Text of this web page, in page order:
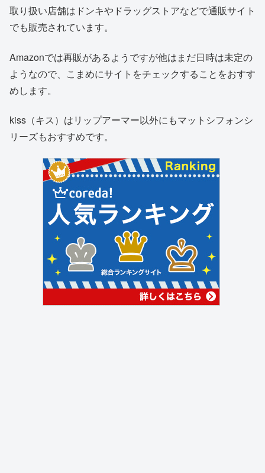
取り扱い店舗はドンキやドラッグストアなどで通販サイト
でも販売されています。
Amazonでは再販があるようですが他はまだ日時は未定の
ようなので、こまめにサイトをチェックすることをおすす
めします。
kiss（キス）はリップアーマー以外にもマットシフォンシ
リーズもおすすめです。